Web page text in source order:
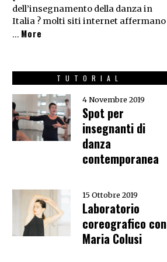
dell’insegnamento della danza in
Italia ? molti siti internet affermano
… More
TUTORIAL
4 Novembre 2019
Spot per
insegnanti di
danza
contemporanea
15 Ottobre 2019
Laboratorio
coreografico con
Maria Colusi